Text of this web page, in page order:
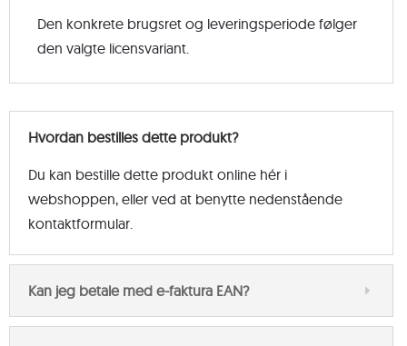
Den konkrete brugsret og leveringsperiode følger
den valgte licensvariant.
Hvordan bestilles dette produkt?
Du kan bestille dette produkt online hér i
webshoppen, eller ved at benytte nedenstående
kontaktformular.
Kan jeg betale med e-faktura EAN?